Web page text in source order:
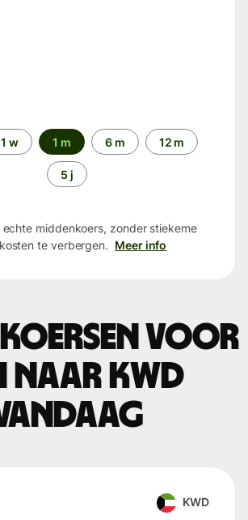
1 w 1 m 6 m 12 m
5 j
middenkoers, zonder stiekeme
te verbergen. Meer info
voor
naar KWD
KWD